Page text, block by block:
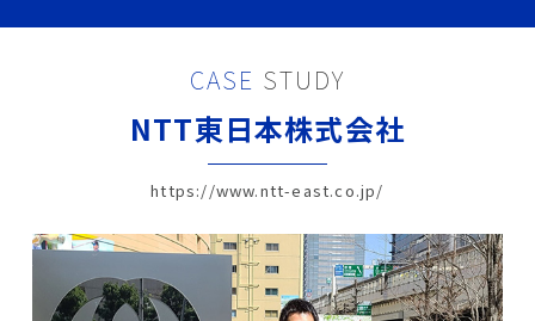
SaaSライセンス＆サポート
Oktaライセンス＆サポート
Asanaライセンス＆サポート
CASE STUDY
NTT東日本株式会社
https://www.ntt-east.co.jp/